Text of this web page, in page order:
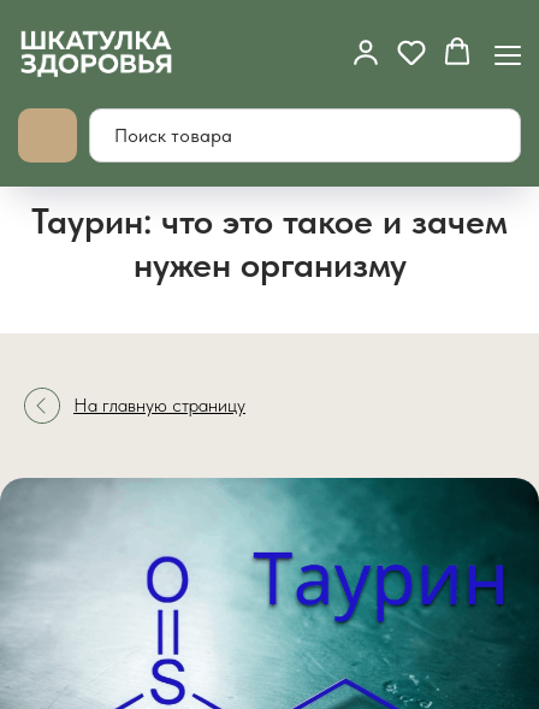
Таурин: что это такое и зачем
нужен организму
На главную страницу